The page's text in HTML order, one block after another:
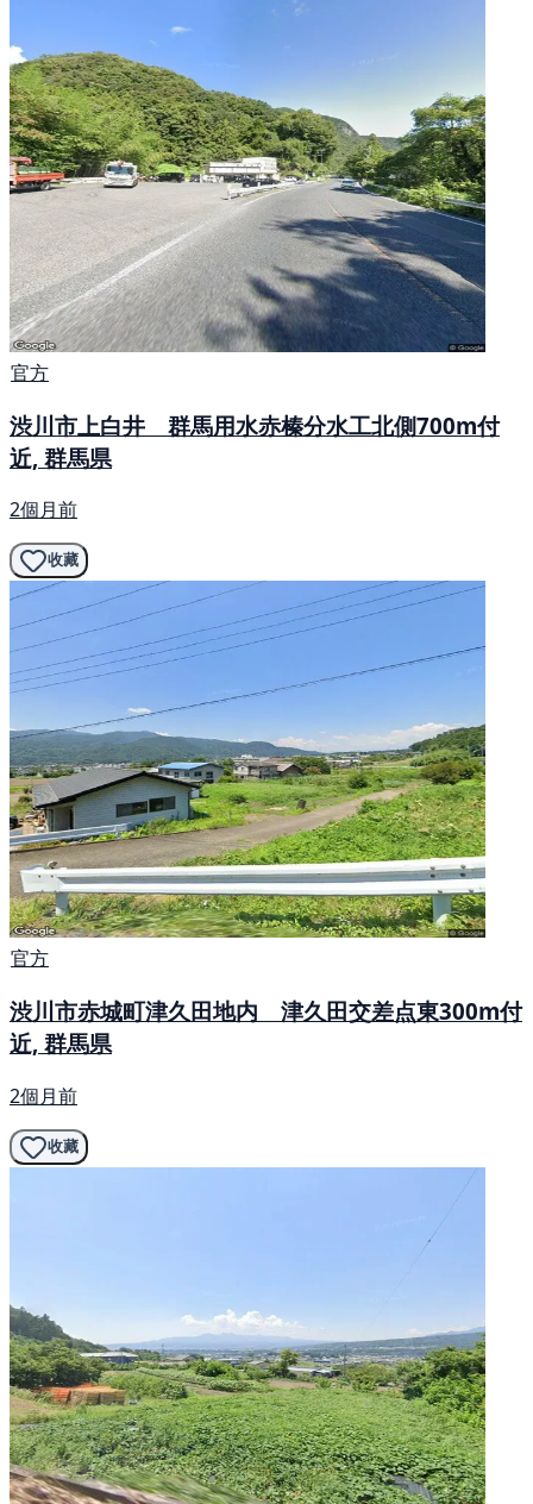
官方
渋川市上白井 群馬用水赤榛分水工北側700m付
近, 群馬県
2個月前
收藏
官方
渋川市赤城町津久田地内 津久田交差点東300m付
近, 群馬県
2個月前
收藏